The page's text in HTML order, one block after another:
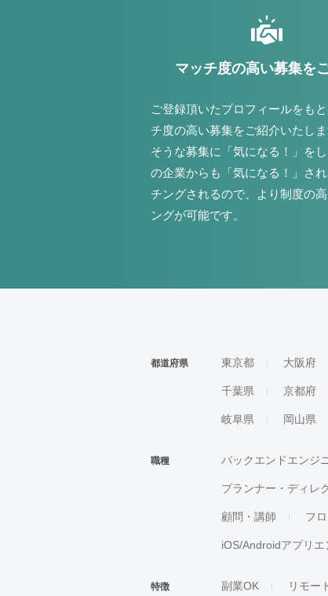
マッチ度の高い募集を
ご登録頂いたプロフィールをも
チ度の高い募集をご紹介いたし
そうな募集に「気になる！」を
の企業からも「気になる！」さ
チングされるので、より制度の
ングが可能です。
都道府県 東京都 大阪府
千葉県 京都府
岐阜県 岡山県
職種 バックエンドエンジ
プランナー・ディレ
顧問・講師 フ
iOS/Androidアプリエ
特徴 副業OK リモー